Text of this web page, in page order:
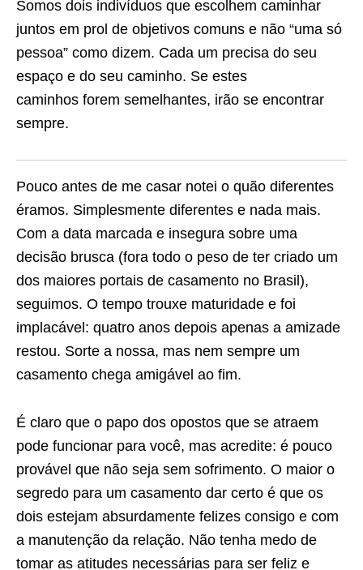
Somos dois indivíduos que escolhem caminhar
juntos em prol de objetivos comuns e não “uma só
pessoa” como dizem. Cada um precisa do seu
espaço e do seu caminho. Se estes
caminhos forem semelhantes, irão se encontrar
sempre.
Pouco antes de me casar notei o quão diferentes
éramos. Simplesmente diferentes e nada mais.
Com a data marcada e insegura sobre uma
decisão brusca (fora todo o peso de ter criado um
dos maiores portais de casamento no Brasil),
seguimos. O tempo trouxe maturidade e foi
implacável: quatro anos depois apenas a amizade
restou. Sorte a nossa, mas nem sempre um
casamento chega amigável ao fim.
É claro que o papo dos opostos que se atraem
pode funcionar para você, mas acredite: é pouco
provável que não seja sem sofrimento. O maior o
segredo para um casamento dar certo é que os
dois estejam absurdamente felizes consigo e com
a manutenção da relação. Não tenha medo de
tomar as atitudes necessárias para ser feliz e